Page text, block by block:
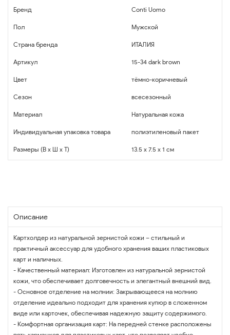
Бренд Conti Uomo
Пол Мужской
Страна бренда ИТАЛИЯ
Артикул 15-34 dark brown
Цвет тёмно-коричневый
Сезон всесезонный
Материал Натуральная кожа
Индивидуальная упаковка товара полиэтиленовый пакет
Размеры (В x Ш x Т) 13.5 x 7.5 x 1 см
Описание
Картхолдер из натуральной зернистой кожи – стильный и
практичный аксессуар для удобного хранения ваших пластиковых
карт и наличных.
- Качественный материал: Изготовлен из натуральной зернистой
кожи, что обеспечивает долговечность и элегантный внешний вид.
- Основное отделение на молнии: Закрывающееся на молнию
отделение идеально подходит для хранения купюр в сложенном
виде или карточек, обеспечивая надежную защиту содержимого.
- Комфортная организация карт: На передней стенке расположены